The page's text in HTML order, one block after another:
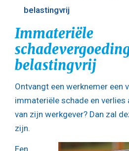
belastingvrij
Immateriële
belastingvrij
Ontvangt een werknemer een
immateriële schade en verlies
van zijn werkgever? Dan zal
zijn.
Een